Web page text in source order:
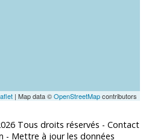
| Map data ©OpenStreetMapcontributors
Tous droits réservés - Contact
- Mettre à jour les données